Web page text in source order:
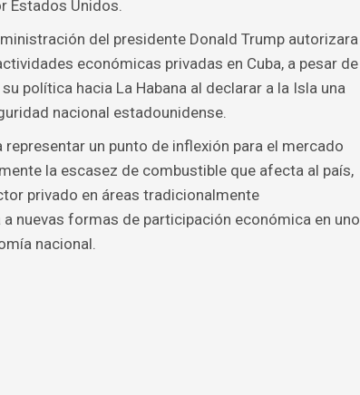
Estados Unidos.
del presidente Donald Trump autorizara
económicas privadas en Cuba, a pesar de
política hacia La Habana al declarar a la Isla una
nacional estadounidense.
un punto de inflexión para el mercado
la escasez de combustible que afecta al país,
privado en áreas tradicionalmente
nuevas formas de participación económica en uno
nacional.